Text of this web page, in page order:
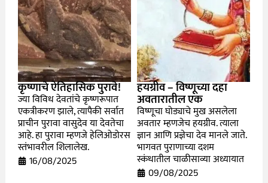
कृष्णाचे ऐतिहासिक पुरावे!
ज्या विविध देवतांचे कृष्णरूपात
एकत्रीकरण झाले, त्यापैकी सर्वात
प्राचीन पुरावा वासुदेव या देवतेचा
आहे. हा पुरावा म्हणजे हेलिओडोरस
स्तंभावरील शिलालेख.
16/08/2025
हयग्रीव – विष्णूच्या दहा
अवतारातील एक
विष्णूचा घोड्याचे मुख असलेला
अवतार म्हणजेच हयग्रीव. त्याला
ज्ञान आणि प्रज्ञेचा देव मानले जाते.
भागवत पुराणाच्या दशम
स्कंधातील चाळीसाव्या अध्यायात
09/08/2025